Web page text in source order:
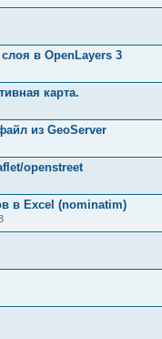
в OpenLayers 3
карта.
из GeoServer
openstreet
в Excel (nominatim)